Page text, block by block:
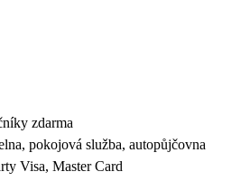
zdarma
pokojová služba, autopůjčovna
Visa, Master Card